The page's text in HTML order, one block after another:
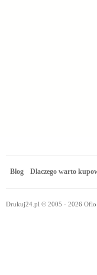
Blog Dlaczego warto
Drukuj24.pl © 2005 - 2026 Oflo